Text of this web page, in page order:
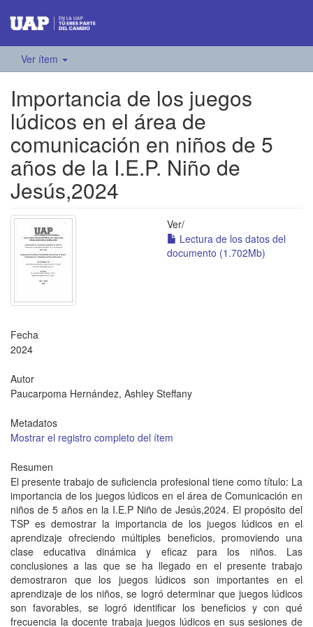
Ver ítem
Importancia de los juegos
lúdicos en el área de
comunicación en niños de 5
años de la I.E.P. Niño de
Jesús,2024
Ver/
Lectura de los datos del
documento (1.702Mb)
Fecha
2024
Autor
Paucarpoma Hernández, Ashley Steffany
Metadatos
Mostrar el registro completo del ítem
Resumen
El presente trabajo de suficiencia profesional tiene como título: La
importancia de los juegos lúdicos en el área de Comunicación en
niños de 5 años en la I.E.P Niño de Jesús,2024. El propósito del
TSP es demostrar la importancia de los juegos lúdicos en el
aprendizaje ofreciendo múltiples beneficios, promoviendo una
clase educativa dinámica y eficaz para los niños. Las
conclusiones a las que se ha llegado en el presente trabajo
demostraron que los juegos lúdicos son importantes en el
aprendizaje de los niños, se logró determinar que juegos lúdicos
son favorables, se logró identificar los beneficios y con qué
frecuencia la docente trabaja juegos lúdicos en sus sesiones de